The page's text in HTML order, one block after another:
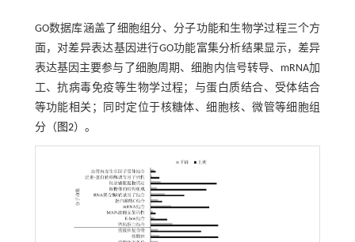
GO数据库涵盖了细胞组分、分子功能和生物学过程三个方
面，对差异表达基因进行GO功能富集分析结果显示，差异
表达基因主要参与了细胞周期、细胞内信号转导、mRNA加
工、抗病毒免疫等生物学过程；与蛋白质结合、受体结合
等功能相关；同时定位于核糖体、细胞核、微管等细胞组
分（ 图2）。